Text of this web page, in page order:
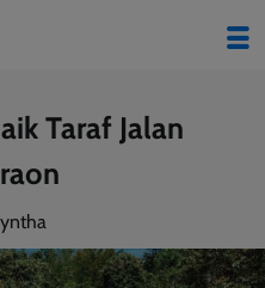
Taraf Jalan